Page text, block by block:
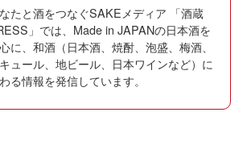
たと酒をつなぐSAKEメディア 「酒蔵
」では、Made in JAPANの日本酒を
に、和酒（日本酒、焼酎、泡盛、梅酒、
ュール、地ビール、日本ワインなど）に
る情報を発信しています。